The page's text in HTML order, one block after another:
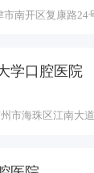
学口腔医院
市海珠区江南大